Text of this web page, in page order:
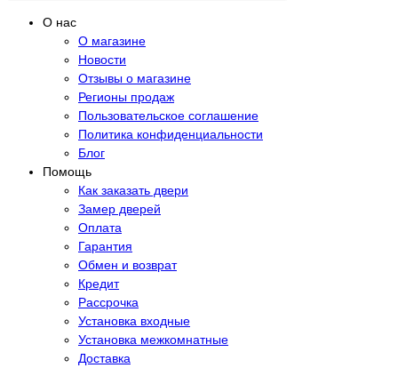
О нас
О магазине
Новости
Отзывы о магазине
Регионы продаж
Пользовательское соглашение
Политика конфиденциальности
Блог
Помощь
Как заказать двери
Замер дверей
Оплата
Гарантия
Обмен и возврат
Кредит
Рассрочка
Установка входные
Установка межкомнатные
Доставка